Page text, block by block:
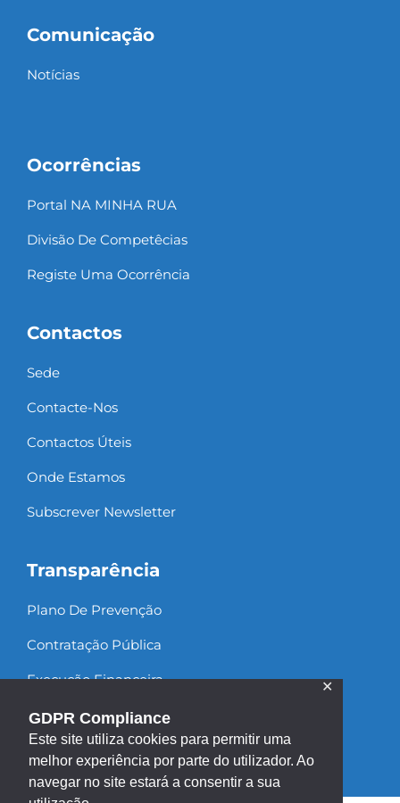
GDPR Compliance
Este site utiliza cookies para permitir uma
melhor experiência por parte do utilizador. Ao
navegar no site estará a consentir a sua
✕
Comunicação
Notícias
Ocorrências
Portal NA MINHA RUA
Divisão De Competêcias
Registe Uma Ocorrência
Contactos
Sede
Contacte-Nos
Contactos Úteis
Onde Estamos
Subscrever Newsletter
Transparência
Plano De Prevenção
Contratação Pública
Execução Financeira
Recursos Humanos